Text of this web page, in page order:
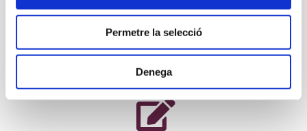
Permetre la selecció
Denega
Vendre o llogar un immoble comporta una gran
quantitat de tràmits i operacions. A Serestal, t’ho
posem fàcil amb els nostres experts.